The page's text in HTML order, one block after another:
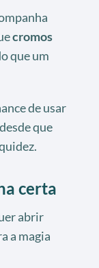
cromos
que um
de usar
que
certa
abrir
a magia